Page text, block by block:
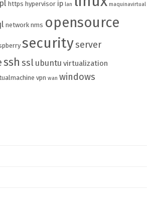
https hypervisor ip lan maquinavirtual
network nms opensource
securityserver
ssh ssl ubuntu virtualization
vpn wan windows